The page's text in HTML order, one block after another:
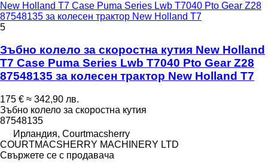
New Holland T7 Case Puma Series Lwb T7040 Pto Gear Z28
87548135 за колесен трактор New Holland T7
5
Зъбно колело за скоростна кутия New Holland
T7 Case Puma Series Lwb T7040 Pto Gear Z28
87548135 за колесен трактор New Holland T7
175 € ≈ 342,90 лв.
Зъбно колело за скоростна кутия
87548135
Ирландия, Courtmacsherry
COURTMACSHERRY MACHINERY LTD
Свържете се с продавача